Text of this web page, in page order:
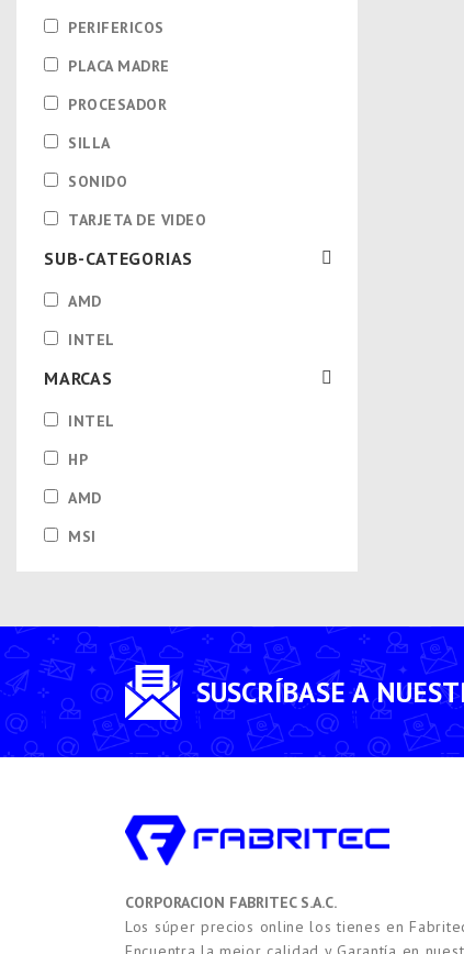
PERIFERICOS
PLACA MADRE
PROCESADOR
SILLA
SONIDO
TARJETA DE VIDEO
SUB-CATEGORIAS
AMD
INTEL
MARCAS
INTEL
HP
AMD
MSI
SUSCRÍBASE A
CORPORACION FABRITEC S.A.C.
Los súper precios online los tienes en